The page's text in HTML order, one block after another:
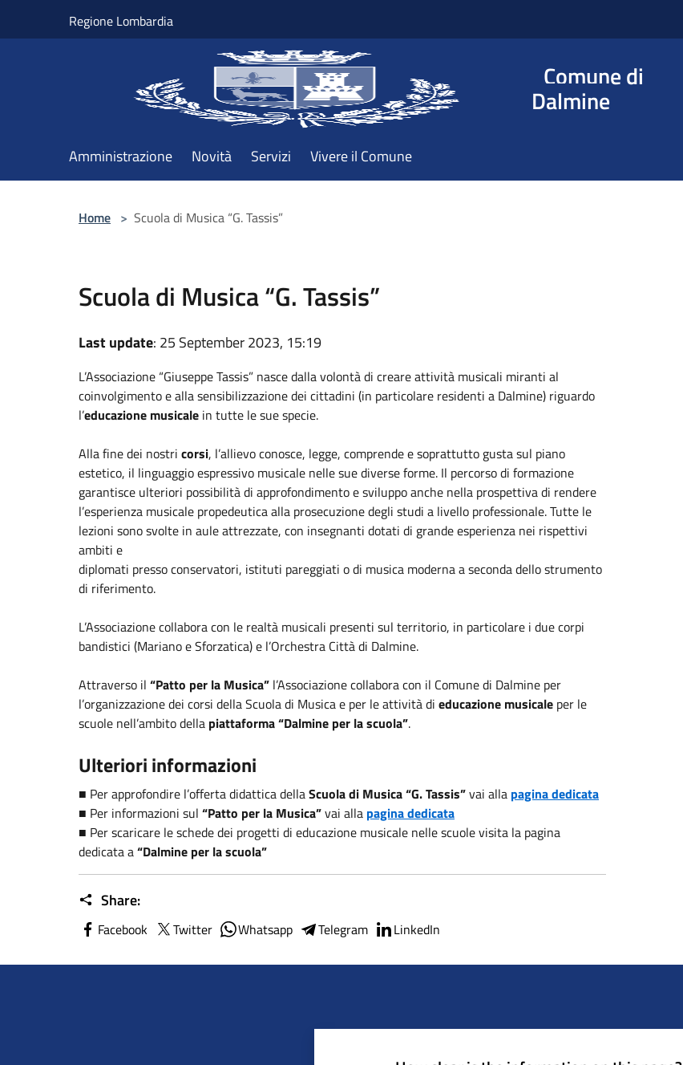
Regione Lombardia
Comune di
Dalmine
Amministrazione Novità Servizi Vivere il Comune
Home > Scuola di Musica “G. Tassis”
Scuola di Musica “G. Tassis”
Last update: 25 September 2023, 15:19
L’Associazione “Giuseppe Tassis” nasce dalla volontà di creare attività musicali miranti al
coinvolgimento e alla sensibilizzazione dei cittadini (in particolare residenti a Dalmine) riguardo
l’educazione musicale in tutte le sue specie.
Alla fine dei nostri corsi, l’allievo conosce, legge, comprende e soprattutto gusta sul piano
estetico, il linguaggio espressivo musicale nelle sue diverse forme. Il percorso di formazione
garantisce ulteriori possibilità di approfondimento e sviluppo anche nella prospettiva di rendere
l’esperienza musicale propedeutica alla prosecuzione degli studi a livello professionale. Tutte le
lezioni sono svolte in aule attrezzate, con insegnanti dotati di grande esperienza nei rispettivi
ambiti e
diplomati presso conservatori, istituti pareggiati o di musica moderna a seconda dello strumento
di riferimento.
L’Associazione collabora con le realtà musicali presenti sul territorio, in particolare i due corpi
bandistici (Mariano e Sforzatica) e l’Orchestra Città di Dalmine.
Attraverso il “Patto per la Musica” l’Associazione collabora con il Comune di Dalmine per
l’organizzazione dei corsi della Scuola di Musica e per le attività di educazione musicale per le
scuole nell’ambito della piattaforma “Dalmine per la scuola”.
Ulteriori informazioni
■ Per approfondire l’offerta didattica dellaScuola di Musica “G. Tassis”vai alla pagina dedicata
■ Per informazioni sul “Patto per la Musica”vai alla pagina dedicata
■ Per scaricare le schede dei progetti di educazione musicale nelle scuole visita la pagina
dedicata a“Dalmine per la scuola”
Share:
Facebook Twitter Whatsapp Telegram LinkedIn